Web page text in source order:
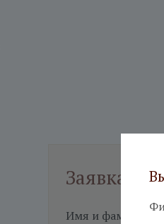
Заявка на
Имя и фамилия *